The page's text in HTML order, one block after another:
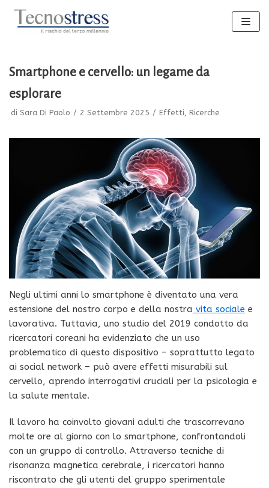
Smartphone e cervello: un legame da
esplorare
di Sara Di Paolo 2 Settembre 2025 Effetti Ricerche
Negli ultimi anni lo smartphone è diventato una vera
estensione del nostro corpo e della nostra vita sociale e
lavorativa. Tuttavia, uno studio del 2019 condotto da
ricercatori coreani ha evidenziato che un uso
problematico di questo dispositivo – soprattutto legato
ai social network – può avere effetti misurabili sul
cervello, aprendo interrogativi cruciali per la psicologia e
la salute mentale.
Il lavoro ha coinvolto giovani adulti che trascorrevano
molte ore al giorno con lo smartphone, confrontandoli
con un gruppo di controllo. Attraverso tecniche di
risonanza magnetica cerebrale, i ricercatori hanno
riscontrato che gli utenti del gruppo sperimentale